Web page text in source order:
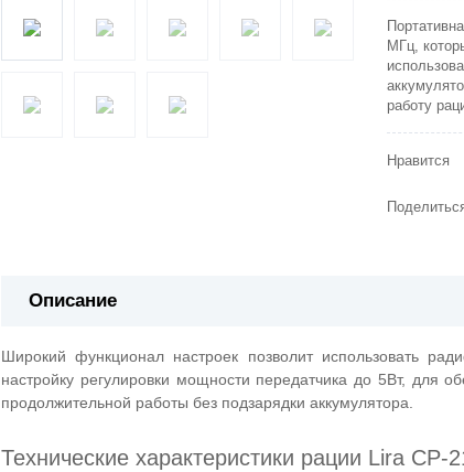
МГц,
работу
Нравится
Описание
Широкий функционал настроек позволит использовать
настройку регулировки мощности передатчика до 5Вт, для
продолжительной работы без подзарядки аккумулятора.
Технические характеристики рации Lira СP-